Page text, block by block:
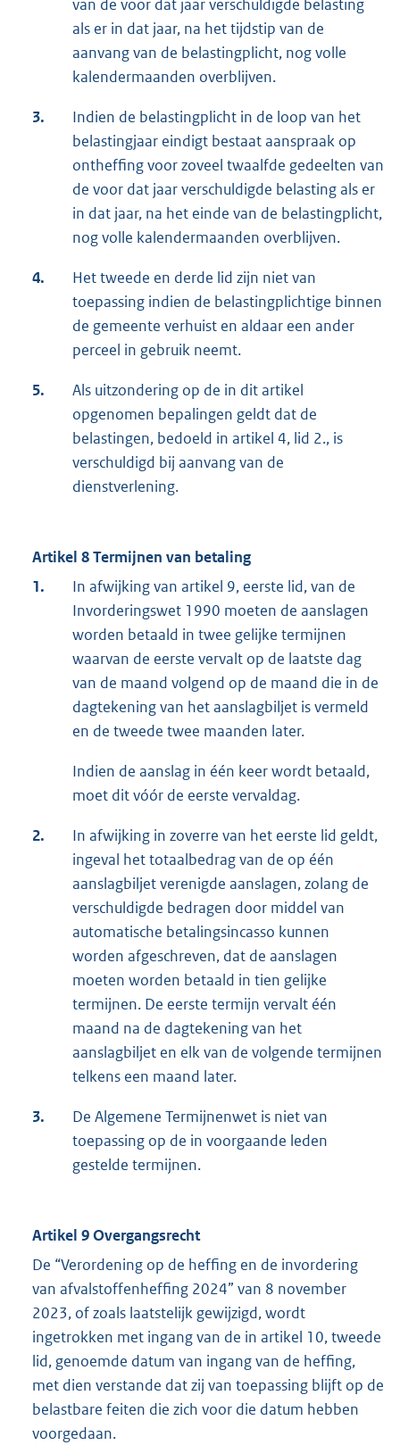
van de voor dat jaar verschuldigde belasting
als er in dat jaar, na het tijdstip van de
aanvang van de belastingplicht, nog volle
kalendermaanden overblijven.
3.
Indien de belastingplicht in de loop van het
belastingjaar eindigt bestaat aanspraak op
ontheffing voor zoveel twaalfde gedeelten van
de voor dat jaar verschuldigde belasting als er
in dat jaar, na het einde van de belastingplicht,
nog volle kalendermaanden overblijven.
4.
Het tweede en derde lid zijn niet van
toepassing indien de belastingplichtige binnen
de gemeente verhuist en aldaar een ander
perceel in gebruik neemt.
5.
Als uitzondering op de in dit artikel
opgenomen bepalingen geldt dat de
belastingen, bedoeld in artikel 4, lid 2., is
verschuldigd bij aanvang van de
dienstverlening.
Artikel 8 Termijnen van betaling
1.
In afwijking van artikel 9, eerste lid, van de
Invorderingswet 1990 moeten de aanslagen
worden betaald in twee gelijke termijnen
waarvan de eerste vervalt op de laatste dag
van de maand volgend op de maand die in de
dagtekening van het aanslagbiljet is vermeld
en de tweede twee maanden later.
Indien de aanslag in één keer wordt betaald,
moet dit vóór de eerste vervaldag.
2.
In afwijking in zoverre van het eerste lid geldt,
ingeval het totaalbedrag van de op één
aanslagbiljet verenigde aanslagen, zolang de
verschuldigde bedragen door middel van
automatische betalingsincasso kunnen
worden afgeschreven, dat de aanslagen
moeten worden betaald in tien gelijke
termijnen. De eerste termijn vervalt één
maand na de dagtekening van het
aanslagbiljet en elk van de volgende termijnen
telkens een maand later.
3.
De Algemene Termijnenwet is niet van
toepassing op de in voorgaande leden
gestelde termijnen.
Artikel 9 Overgangsrecht
De “Verordening op de heffing en de invordering
van afvalstoffenheffing 2024” van 8 november
2023, of zoals laatstelijk gewijzigd, wordt
ingetrokken met ingang van de in artikel 10, tweede
lid, genoemde datum van ingang van de heffing,
met dien verstande dat zij van toepassing blijft op de
belastbare feiten die zich voor die datum hebben
voorgedaan.